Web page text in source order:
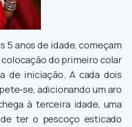
5 anos de idade, começam
colocação do primeiro colar
de iniciação. A cada dois
se, adicionando um aro
à terceira idade, uma
ter o pescoço esticado